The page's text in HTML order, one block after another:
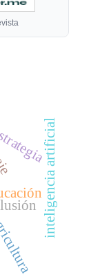
inteligencia artificial